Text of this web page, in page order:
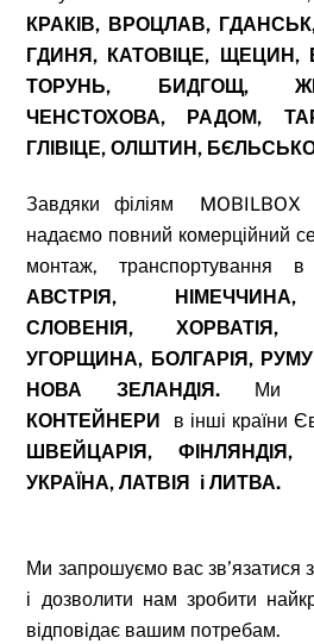
КРАКІВ, ВРОЦЛАВ,
ГДИНЯ, КАТОВІЦЕ, ЩЕЦИН,
ТОРУНЬ, БИДГОЩ,
ЧЕНСТОХОВА, РАДОМ,
ГЛІВІЦЕ, ОЛШТИН,
Завдяки філіям MOBILBOX
надаємо повний комерційний
монтаж, транспортування
АВСТРІЯ,
СЛОВЕНІЯ, ХОРВАТІЯ,
УГОРЩИНА, БОЛГАРІЯ,
НОВА ЗЕЛАНДІЯ. Ми
КОНТЕЙНЕРИ в інші країни
ШВЕЙЦАРІЯ,
УКРАЇНА, ЛАТВІЯ і ЛИТВА.
Ми запрошуємо вас зв’язатися
і дозволити нам зробити
відповідає вашим потребам.